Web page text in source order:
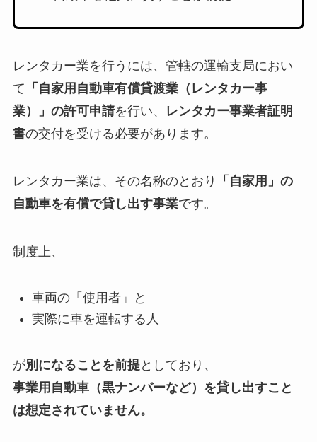
レンタカー業を行うには、管轄の運輸支局におい
て 「自家用自動車有償貸渡業（レンタカー事
業）」の許可申請を行い、
レンタカー事業者証明
書の交付を受ける必要があります。
レンタカー業は、その名称のとおり
「自家用」の
自動車を有償で貸し出す事業です。
制度上、
車両の「使用者」と
実際に車を運転する人
が別になることを前提としており、
事業用自動車（黒ナンバーなど）を貸し出すこと
は想定されていません。